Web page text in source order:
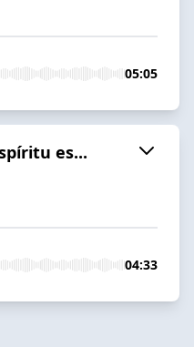
05:05
es...
04:33